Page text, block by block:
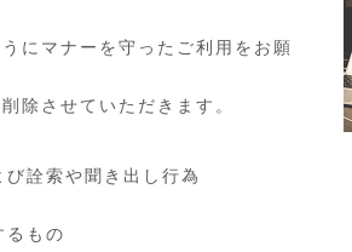
にマナーを守ったご利用をお願
除させていただきます。
詮索や聞き出し行為
るもの